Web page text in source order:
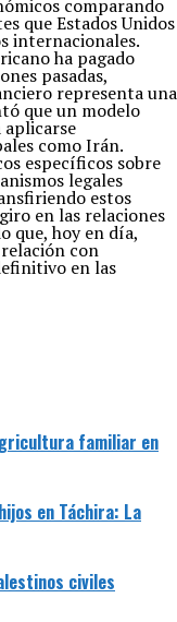
comparando
que Estados Unidos
internacionales.
ha pagado
pasadas,
representa una
que un modelo
como Irán.
específicos sobre
legales
estos
en las relaciones
que, hoy en día,
con
en las
familiar en
en Táchira: La
civiles